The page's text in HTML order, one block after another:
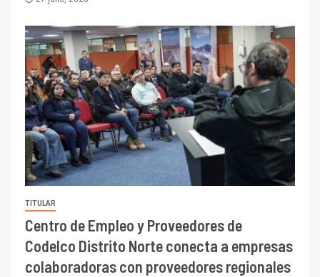
TITULAR
Centro de Empleo y Proveedores de
Codelco Distrito Norte conecta a empresas
colaboradoras con proveedores regionales